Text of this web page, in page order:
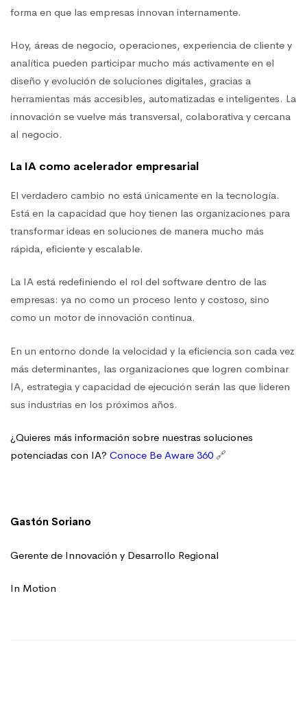
forma en que las empresas innovan internamente.
Hoy, áreas de negocio, operaciones, experiencia de cliente y
analítica pueden participar mucho más activamente en el
diseño y evolución de soluciones digitales, gracias a
herramientas más accesibles, automatizadas e inteligentes. La
innovación se vuelve más transversal, colaborativa y cercana
al negocio.
La IA como acelerador empresarial
El verdadero cambio no está únicamente en la tecnología.
Está en la capacidad que hoy tienen las organizaciones para
transformar ideas en soluciones de manera mucho más
rápida, eficiente y escalable.
La IA está redefiniendo el rol del software dentro de las
empresas: ya no como un proceso lento y costoso, sino
como un motor de innovación continua.
En un entorno donde la velocidad y la eficiencia son cada vez
más determinantes, las organizaciones que logren combinar
IA, estrategia y capacidad de ejecución serán las que lideren
sus industrias en los próximos años.
¿Quieres más información sobre nuestras soluciones
potenciadas con IA? Conoce Be Aware 360 🔗
Gastón Soriano
Gerente de Innovación y Desarrollo Regional
In Motion